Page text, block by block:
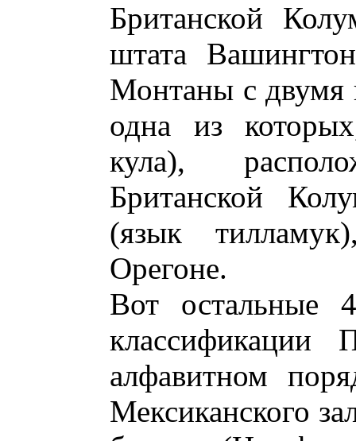
Британской
штата
Монтаны с двумя
одна из
кула),
Британской
(язык
Орегоне.
Вот остальные
классификации
алфавитном
Мексиканского